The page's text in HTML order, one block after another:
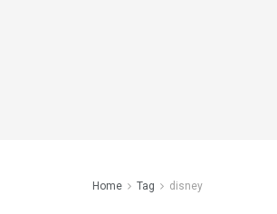
Home Tag disney